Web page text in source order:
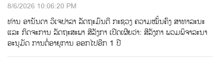
8/6/2026 10:06:20 PM
ທ່ານ ອານັນດາ ວິເຈປາລາ ລັດຖະມົນຕີ ກະຊວງ ຄວາມໝັ້ນຄົງ ສາທາລະນະ
ແລະ ກິດຈະການ ລັດຖະສະພາ ສີລັງກາ ເປີດເຜີຍວ່າ: ສີລັງກາ ພວມພິຈາລະນາ
ອະນຸມັດ ການຕໍ່ອາຍຸການ ອອກໄປອີກ 1 ປີ